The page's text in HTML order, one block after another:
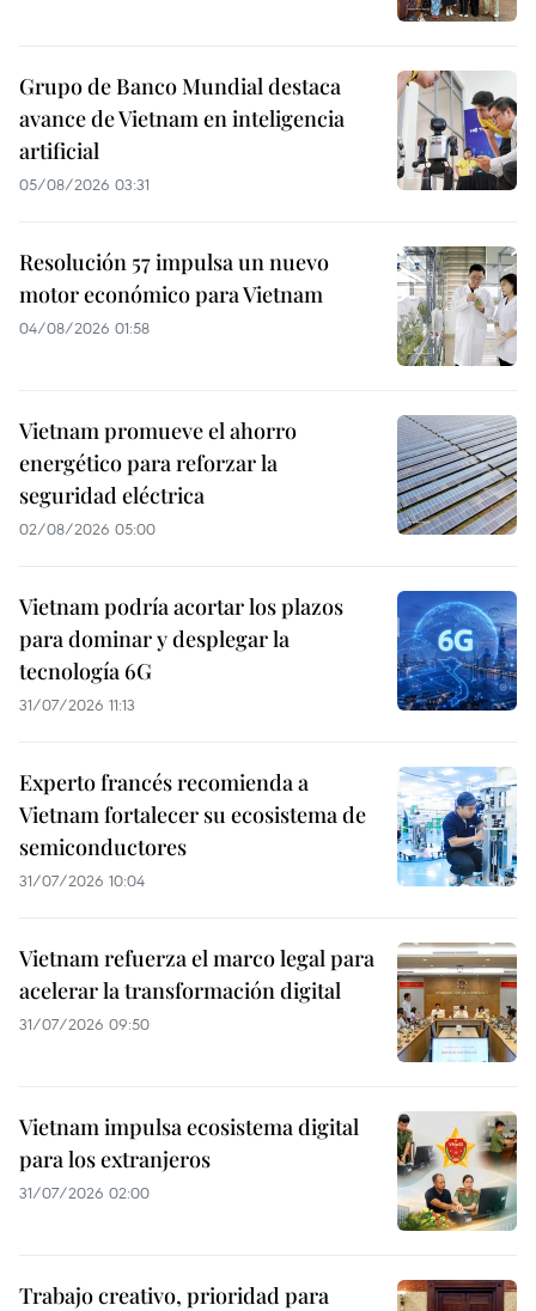
Grupo de Banco Mundial destaca
avance de Vietnam en inteligencia
artificial
05/08/2026 03:31
Resolución 57 impulsa un nuevo
motor económico para Vietnam
04/08/2026 01:58
Vietnam promueve el ahorro
energético para reforzar la
seguridad eléctrica
02/08/2026 05:00
Vietnam podría acortar los plazos
para dominar y desplegar la
tecnología 6G
31/07/2026 11:13
Experto francés recomienda a
Vietnam fortalecer su ecosistema de
semiconductores
31/07/2026 10:04
Vietnam refuerza el marco legal para
acelerar la transformación digital
31/07/2026 09:50
Vietnam impulsa ecosistema digital
para los extranjeros
31/07/2026 02:00
Trabajo creativo, prioridad para